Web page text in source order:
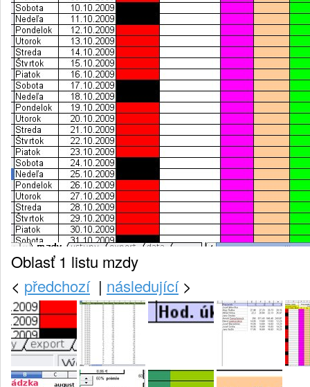
Oblasť 1 listu mzdy
< předchozí| následující>